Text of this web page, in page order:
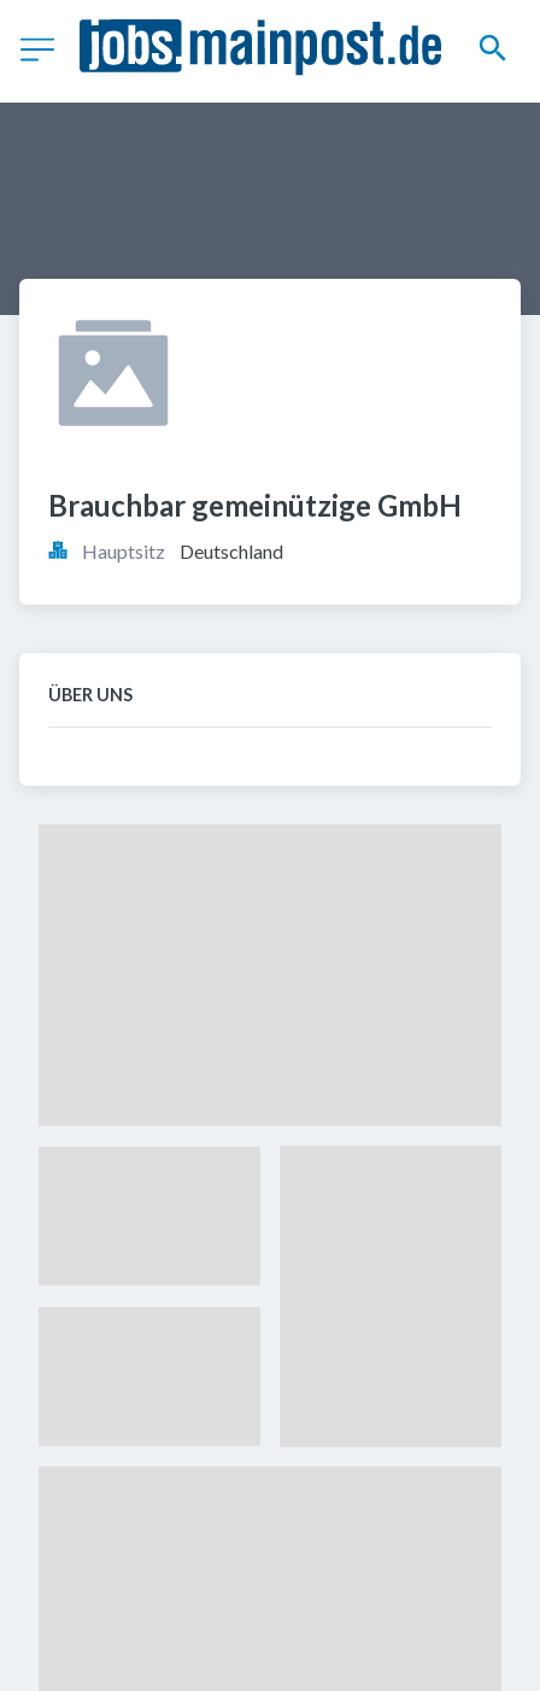
Brauchbar gemeinützige GmbH
Hauptsitz Deutschland
ÜBER UNS